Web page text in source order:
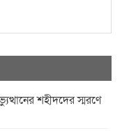
শহীদদের স্মরণে